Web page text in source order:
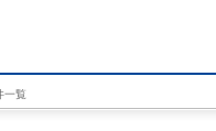
一覧